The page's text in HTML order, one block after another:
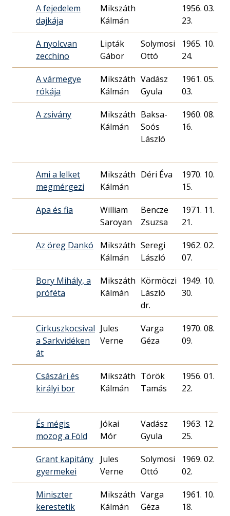
A fejedelem
dajkája
Mikszáth
Kálmán
1956. 03.
23.
A nyolcvan
zecchino
Lipták
Gábor
Solymosi
Ottó
1965. 10.
24.
A vármegye
rókája
Mikszáth
Kálmán
Vadász
Gyula
1961. 05.
03.
A zsivány
Mikszáth
Kálmán
Baksa-
Soós
László
1960. 08.
16.
Ami a lelket
megmérgezi
Mikszáth
Kálmán
Déri Éva
1970. 10.
15.
Apa és fia
William
Saroyan
Bencze
Zsuzsa
1971. 11.
21.
Az öreg Dankó
Mikszáth
Kálmán
Seregi
László
1962. 02.
07.
Bory Mihály, a
próféta
Mikszáth
Kálmán
Körmöczi
László
dr.
1949. 10.
30.
Cirkuszkocsival
a Sarkvidéken
át
Jules
Verne
Varga
Géza
1970. 08.
09.
Császári és
királyi bor
Mikszáth
Kálmán
Török
Tamás
1956. 01.
22.
És mégis
mozog a Föld
Jókai
Mór
Vadász
Gyula
1963. 12.
25.
Grant kapitány
gyermekei
Jules
Verne
Solymosi
Ottó
1969. 02.
02.
Miniszter
kerestetik
Mikszáth
Kálmán
Varga
Géza
1961. 10.
18.